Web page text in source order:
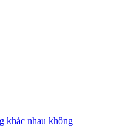
khác nhau không